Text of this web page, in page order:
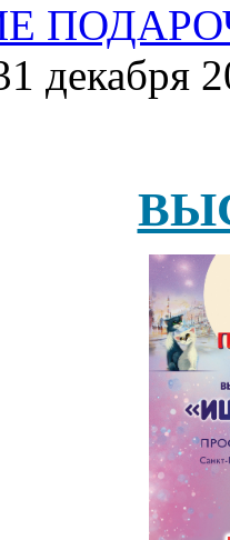
декабря